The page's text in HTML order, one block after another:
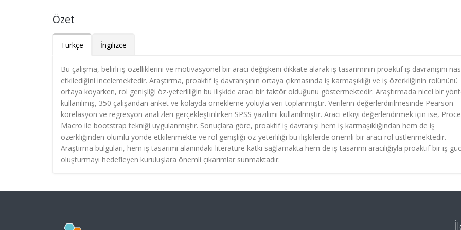
Özet
Türkçe İngilizce
Bu çalışma, belirli iş özelliklerini ve motivasyonel bir aracı değişkeni dikkate alarak iş tasarımının proaktif iş davranışını
etkilediğini incelemektedir. Araştırma, proaktif iş davranışının ortaya çıkmasında iş karmaşıklığı ve iş özerkliğinin rolününü
ortaya koyarken, rol genişliği öz-yeterliliğin bu ilişkide aracı bir faktör olduğunu göstermektedir. Araştırmada nicel bir
kullanılmış, 350 çalışandan anket ve kolayda örnekleme yoluyla veri toplanmıştır. Verilerin değerlerdirilmesinde Pearson
korelasyon ve regresyon analizleri gerçekleştirilirken SPSS yazılımı kullanılmıştır. Aracı etkiyi değerlendirmek için ise,
Macro ile bootstrap tekniği uygulanmıştır. Sonuçlara göre, proaktif iş davranışı hem iş karmaşıklığından hem de iş
özerkliğinden olumlu yönde etkilenmekte ve rol genişliği öz-yeterliliği bu ilişkilerde önemli bir aracı rol üstlenmektedir.
Araştırma bulguları, hem iş tasarımı alanındaki literatüre katkı sağlamakta hem de iş tasarımı aracılığıyla proaktif bir iş
oluşturmayı hedefleyen kuruluşlara önemli çıkarımlar sunmaktadır.